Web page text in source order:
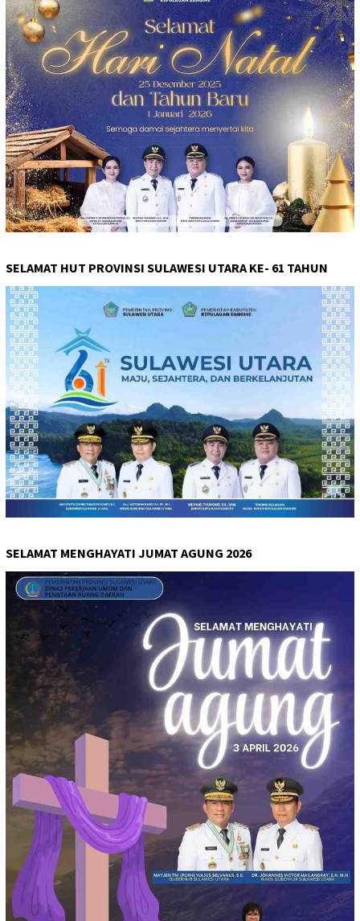
SELAMAT HUT PROVINSI SULAWESI UTARA KE- 61 TAHUN
SELAMAT MENGHAYATI JUMAT AGUNG 2026